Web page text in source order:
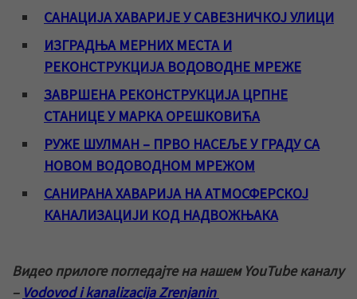
САНАЦИЈА ХАВАРИЈЕ У САВЕЗНИЧКОЈ УЛИЦИ
ИЗГРАДЊА МЕРНИХ МЕСТА И
РЕКОНСТРУКЦИЈА ВОДОВОДНЕ МРЕЖЕ
ЗАВРШЕНА РЕКОНСТРУКЦИЈА ЦРПНЕ
СТАНИЦЕ У МАРКА ОРЕШКОВИЋА
РУЖЕ ШУЛМАН – ПРВО НАСЕЉЕ У ГРАДУ СА
НОВОМ ВОДОВОДНОМ МРЕЖОМ
САНИРАНА ХАВАРИЈА НА АТМОСФЕРСКОЈ
КАНАЛИЗАЦИЈИ КОД НАДВОЖЊАКА
Видео прилоге погледајте на нашем YouTube каналу
– Vodovod i kanalizacija Zrenjanin